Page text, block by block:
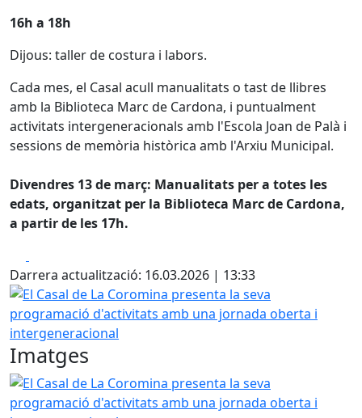
16h a 18h
Dijous: taller de costura i labors.
Cada mes, el Casal acull manualitats o tast de llibres
amb la Biblioteca Marc de Cardona, i puntualment
activitats intergeneracionals amb l'Escola Joan de Palà i
sessions de memòria històrica amb l'Arxiu Municipal.
Divendres 13 de març: Manualitats per a totes les
edats, organitzat per la Biblioteca Marc de Cardona,
a partir de les 17h.
Darrera actualització: 16.03.2026 | 13:33
El Casal de La Coromina presenta la seva programació
Imatges
El Casal de La Coromina presenta la seva programació